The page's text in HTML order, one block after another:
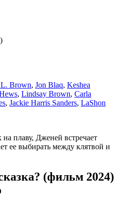
Brown, Jon Blaq, Keshea
, Lindsay Brown, Carla
, Jackie Harris Sanders, LaShon
плаву, Дженей встречает
ее выбирать между клятвой и
(фильм 2024)